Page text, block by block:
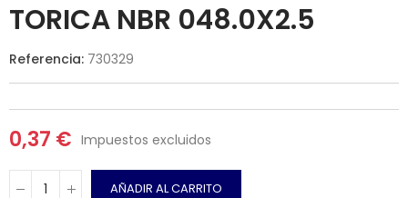
TORICA NBR 048.0X2.5
Referencia: 730329
0,37 € Impuestos excluidos
AÑADIR AL CARRITO